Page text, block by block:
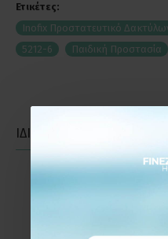
Ετικέτες:
Inofix Προστατευτικό
5212-6
Παιδική Προστασία
ΙΔΙΑΣ ΚΑΤΗΓΟΡΙΑΣ